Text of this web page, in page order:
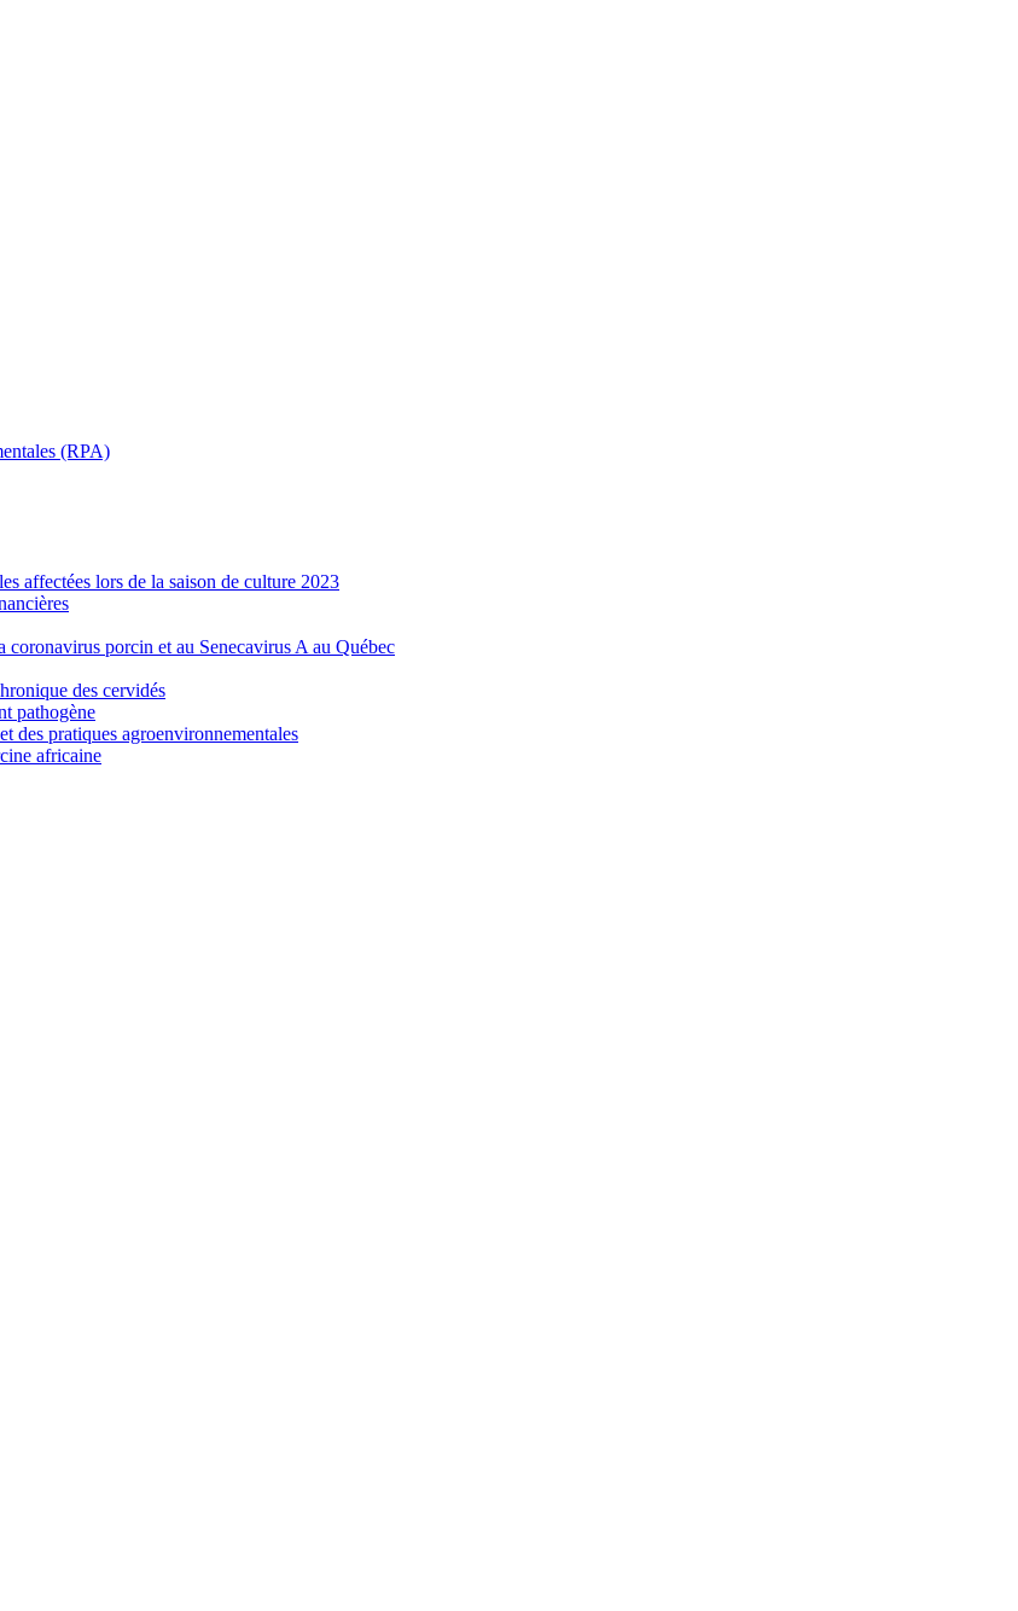
(RPA)
affectées lors de la saison de culture 2023
porcin et au Senecavirus A au Québec
des cervidés
pathogène
des pratiques agroenvironnementales
africaine